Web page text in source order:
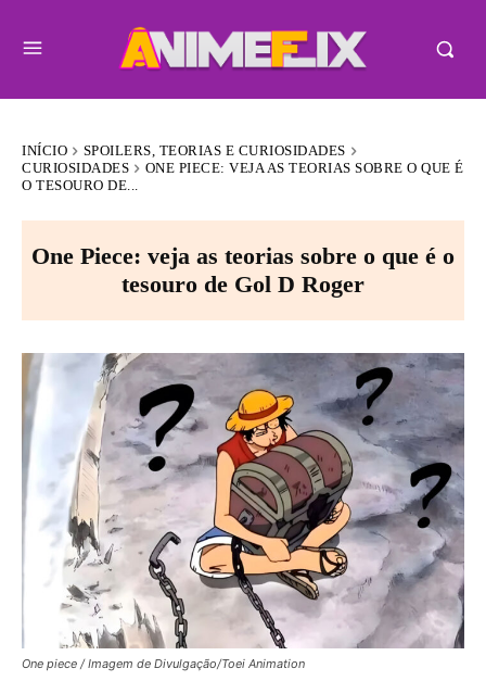
INÍCIO
SPOILERS, TEORIAS E CURIOSIDADES
CURIOSIDADES
ONE PIECE: VEJA AS TEORIAS SOBRE O QUE É
O TESOURO DE...
One Piece: veja as teorias sobre o que é o
tesouro de Gol D Roger
One piece / Imagem de Divulgação/Toei Animation